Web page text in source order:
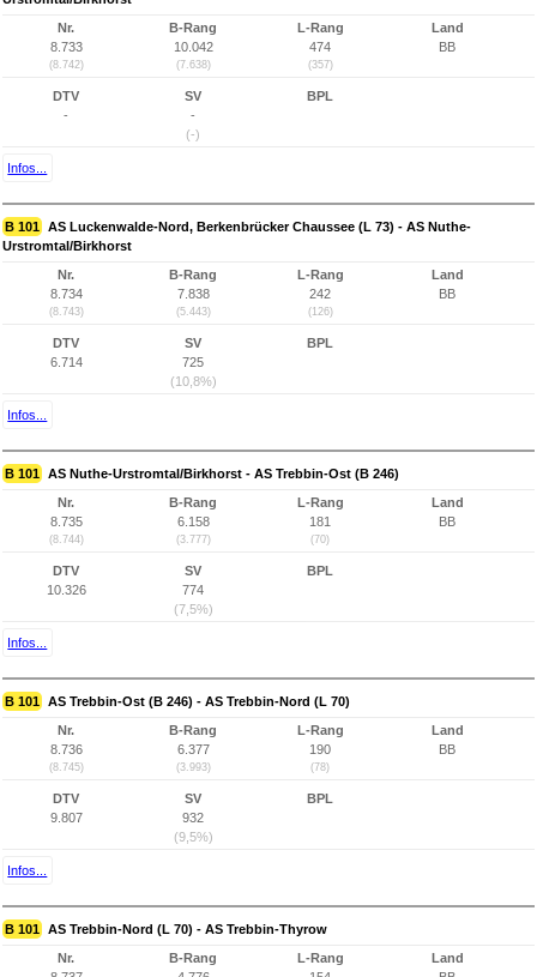
Nr.
8.733
(8.742)
B-Rang
10.042
(7.638)
L-Rang
474
(357)
Land
BB
DTV
-
SV
-
(-)
BPL
Infos...
B 101 AS Luckenwalde-Nord, Berkenbrücker Chaussee (L 73) - AS Nuthe-
Urstromtal/Birkhorst
Nr.
8.734
(8.743)
B-Rang
7.838
(5.443)
L-Rang
242
(126)
Land
BB
DTV
6.714
SV
725
(10,8%)
BPL
Infos...
B 101 AS Nuthe-Urstromtal/Birkhorst - AS Trebbin-Ost (B 246)
Nr.
8.735
(8.744)
B-Rang
6.158
(3.777)
L-Rang
181
(70)
Land
BB
DTV
10.326
SV
774
(7,5%)
BPL
Infos...
B 101 AS Trebbin-Ost (B 246) - AS Trebbin-Nord (L 70)
Nr.
8.736
(8.745)
B-Rang
6.377
(3.993)
L-Rang
190
(78)
Land
BB
DTV
9.807
SV
932
(9,5%)
BPL
Infos...
B 101 AS Trebbin-Nord (L 70) - AS Trebbin-Thyrow
Nr.
B-Rang
L-Rang
Land